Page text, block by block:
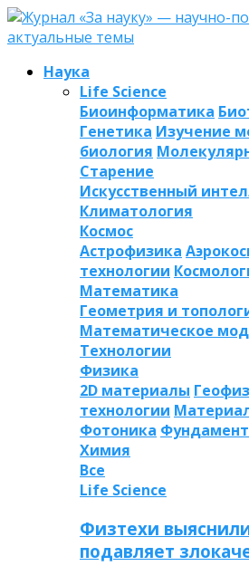
Наука
Life Science
Биоинформатика
Генетика Изучение
биология
Старение
Искусственный
Климатология
Космос
Астрофизика
технологии
Математика
Геометрия и
Математическое
Технологии
Физика
2D материалы
технологии
Фотоника
Химия
Все
Life Science
Физтехи
подавляет